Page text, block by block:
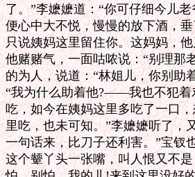
了。”李嬷嬷道：“你可仔细今儿
便心中大不悦，慢慢的放下酒，
只说姨妈这里留住你。这妈妈，
他赌赌气，一面咕哝说：“别理那
的为人，说道：“林姐儿，你别助
“我为什么助着他?——我也不犯着
吃，如今在姨妈这里多吃了一口
里吃，也未可知。”李嬷嬷听了，
一句话来，比刀子还利害。”宝钗
这个颦丫头一张嘴，叫人恨又不